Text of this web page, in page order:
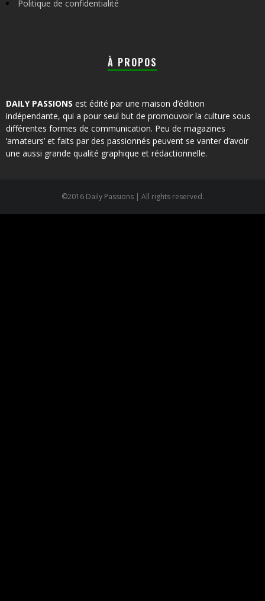
Politique de confidentialité
À PROPOS
DAILY PASSIONS est édité par une maison d’édition
indépendante, qui a pour seul but de promouvoir la culture sous
différentes formes de communication. Peu de magazines
‘amateurs’ et faits par des passionnés peuvent se vanter d’avoir
une aussi grande qualité graphique et rédactionnelle.
©2016 Daily Passions | All rights reserved.